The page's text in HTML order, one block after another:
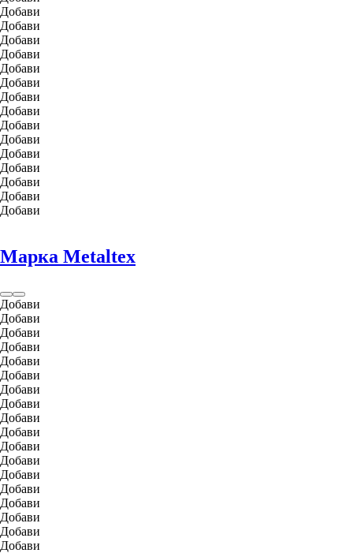
Добави
Добави
Добави
Добави
Добави
Добави
Добави
Добави
Добави
Добави
Добави
Добави
Добави
Добави
Добави
Марка Metaltex
Добави
Добави
Добави
Добави
Добави
Добави
Добави
Добави
Добави
Добави
Добави
Добави
Добави
Добави
Добави
Добави
Добави
Добави